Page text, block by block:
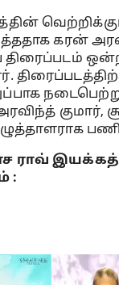
வெற்றிக்குப்
கரன்
திரைப்படம்
குமார்,
ராவ்
: